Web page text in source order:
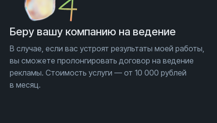
Беру вашу компанию на ведение
В случае, если вас устроят результаты моей работы,
вы сможете пролонгировать договор на ведение
рекламы. Стоимость услуги — от 10 000 рублей
в месяц.